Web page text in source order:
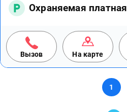
Охраняемая платная
Вызов На карте
1